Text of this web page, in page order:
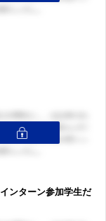
ンターン参加学生だ